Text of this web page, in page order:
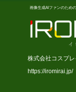
画像生成AIファンのため
株式会社コスプ
https://iromirai.jp/